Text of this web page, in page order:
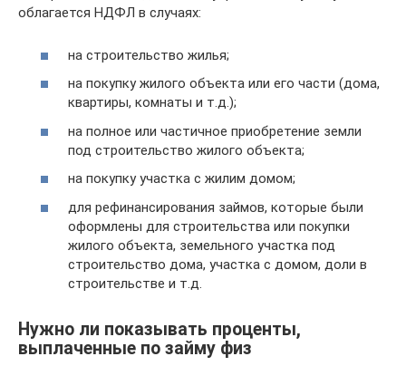
облагается НДФЛ в случаях:
на строительство жилья;
на покупку жилого объекта или его части (дома,
квартиры, комнаты и т.д.);
на полное или частичное приобретение земли
под строительство жилого объекта;
на покупку участка с жилим домом;
для рефинансирования займов, которые были
оформлены для строительства или покупки
жилого объекта, земельного участка под
строительство дома, участка с домом, доли в
строительстве и т.д.
Нужно ли показывать проценты,
выплаченные по займу физ